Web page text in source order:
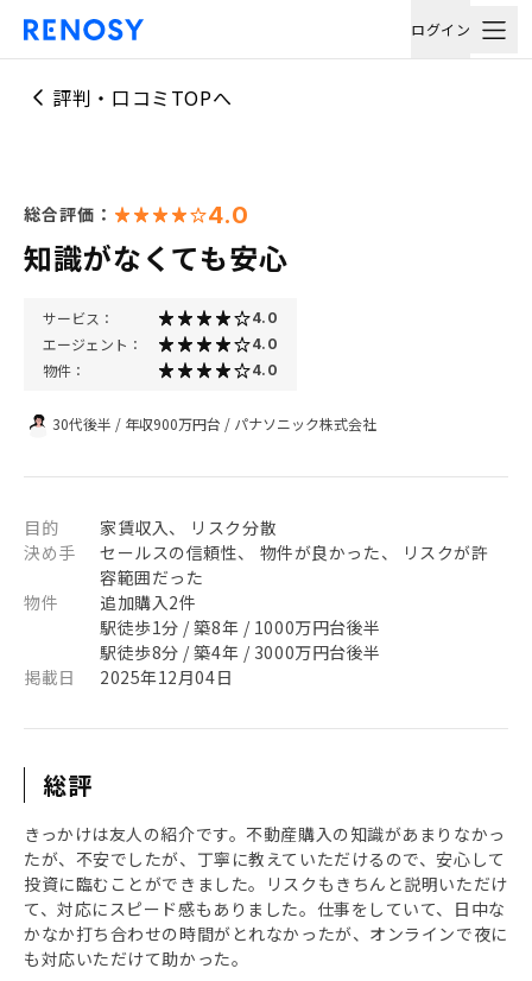
ログイン
評判・口コミTOPへ
総合評価： 4.0
知識がなくても安心
サービス： 4.0
エージェント： 4.0
物件： 4.0
30代後半 / 年収900万円台 / パナソニック株式会社
目的
家賃収入、 リスク分散
決め手
セールスの信頼性、 物件が良かった、 リスクが許
容範囲だった
物件
追加購入2件
駅徒歩1分 / 築8年 / 1000万円台後半
駅徒歩8分 / 築4年 / 3000万円台後半
掲載日
2025年12月04日
総評
きっかけは友人の紹介です。不動産購入の知識があまりなかっ
たが、不安でしたが、丁寧に教えていただけるので、安心して
投資に臨むことができました。リスクもきちんと説明いただけ
て、対応にスピード感もありました。仕事をしていて、日中な
かなか打ち合わせの時間がとれなかったが、オンラインで夜に
も対応いただけて助かった。